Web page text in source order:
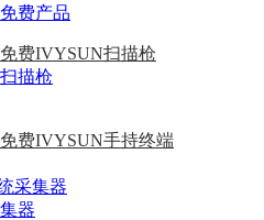
费产品
费IVYSUN扫描枪
描枪
费IVYSUN手持终端
采集器
器